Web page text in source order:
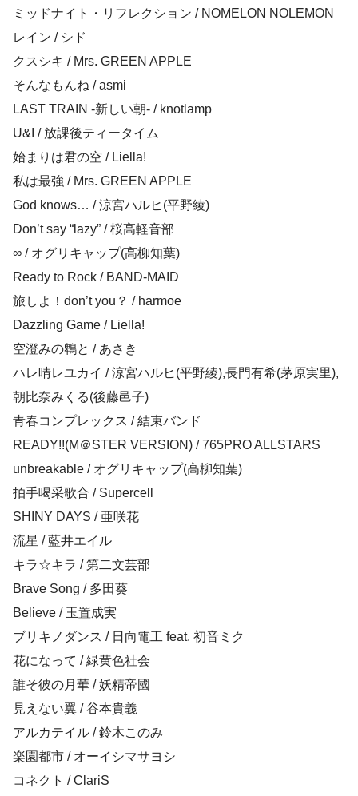
ミッドナイト・リフレクション / NOMELON NOLEMON
レイン / シド
クスシキ / Mrs. GREEN APPLE
そんなもんね / asmi
LAST TRAIN -新しい朝- / knotlamp
U&I / 放課後ティータイム
始まりは君の空 / Liella!
私は最強 / Mrs. GREEN APPLE
God knows… / 涼宮ハルヒ(平野綾)
Don’t say “lazy” / 桜高軽音部
∞ / オグリキャップ(高柳知葉)
Ready to Rock / BAND-MAID
旅しよ！don’t you？ / harmoe
Dazzling Game / Liella!
空澄みの鵯と / あさき
ハレ晴レユカイ / 涼宮ハルヒ(平野綾),長門有希(茅原実里),
朝比奈みくる(後藤邑子)
青春コンプレックス / 結束バンド
READY!!(M＠STER VERSION) / 765PRO ALLSTARS
unbreakable / オグリキャップ(高柳知葉)
拍手喝采歌合 / Supercell
SHINY DAYS / 亜咲花
流星 / 藍井エイル
キラ☆キラ / 第二文芸部
Brave Song / 多田葵
Believe / 玉置成実
ブリキノダンス / 日向電工 feat. 初音ミク
花になって / 緑黄色社会
誰そ彼の月華 / 妖精帝國
見えない翼 / 谷本貴義
アルカテイル / 鈴木このみ
楽園都市 / オーイシマサヨシ
コネクト / ClariS